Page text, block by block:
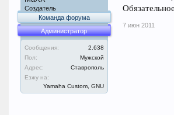
Создатель
Команда форума
Администратор
Сообщения:
2.638
Пол:
Мужской
Адрес:
Ставрополь
Езжу на:
Yamaha Custom, GNU
7 июн 2011